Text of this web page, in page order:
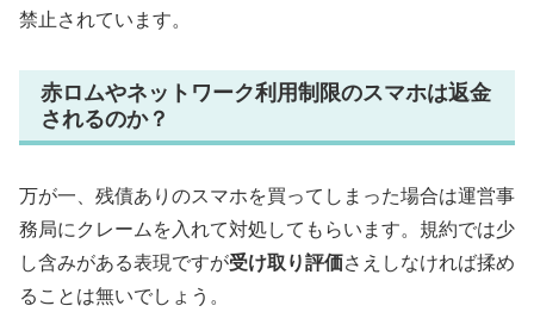
禁止されています。
赤ロムやネットワーク利用制限のスマホは返金
されるのか？
万が一、残債ありのスマホを買ってしまった場合は運営事
務局にクレームを入れて対処してもらいます。規約では少
し含みがある表現ですが受け取り評価さえしなければ揉め
ることは無いでしょう。